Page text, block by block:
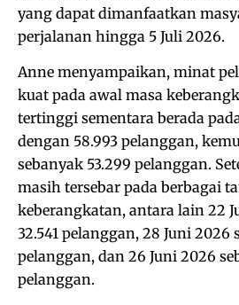
yang dapat dimanfaatkan
perjalanan hingga 5 Juli 2026.
Anne menyampaikan, minat
kuat pada awal masa
tertinggi sementara berada
dengan 58.993 pelanggan,
sebanyak 53.299 pelanggan.
masih tersebar pada berbagai
keberangkatan, antara lain 22
32.541 pelanggan, 28 Juni 2026
pelanggan, dan 26 Juni 2026
pelanggan.